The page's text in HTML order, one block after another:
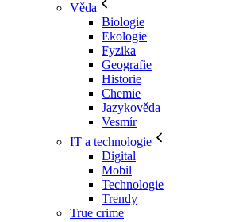
Věda
Biologie
Ekologie
Fyzika
Geografie
Historie
Chemie
Jazykověda
Vesmír
IT a technologie
Digital
Mobil
Technologie
Trendy
True crime